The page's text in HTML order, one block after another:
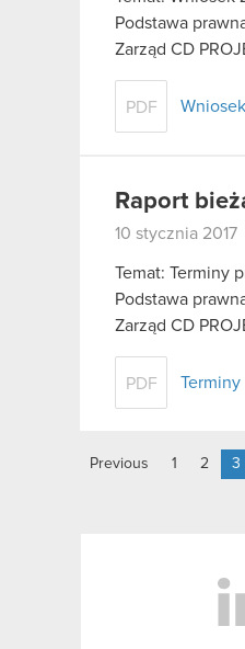
Podstawa
Zarząd CD
PDF
Raport
10 stycznia
Temat: Terminy
Podstawa
Zarząd CD
PDF
Previous 1 2 3